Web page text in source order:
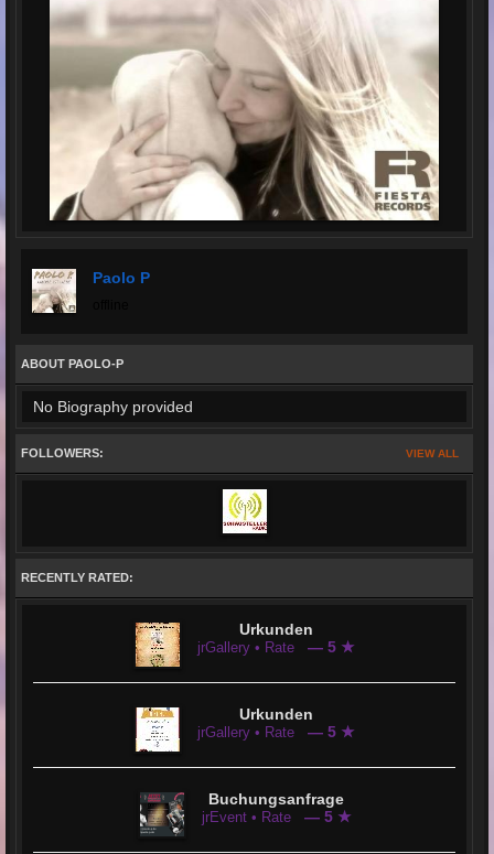
Paolo P
ABOUT PAOLO-P
No Biography provided
VIEW ALL
FOLLOWERS:
RECENTLY RATED:
Urkunden
jrGallery • Rate — 5 ★
Urkunden
jrGallery • Rate — 5 ★
Buchungsanfrage
jrEvent • Rate — 5 ★